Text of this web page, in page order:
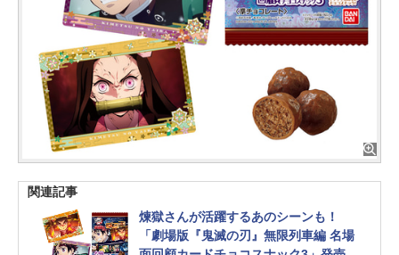
関連記事
煉獄さんが活躍するあのシーンも！
「劇場版『鬼滅の刃』無限列車編 名場